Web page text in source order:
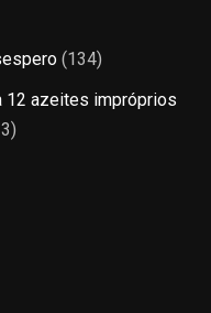
(134)
12 azeites impróprios